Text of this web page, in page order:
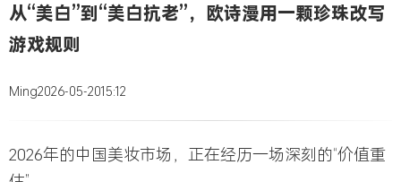
从“美白”到“美白抗老”，欧诗漫用一颗珍珠改写
游戏规则
Ming2026-05-2015:12
2026年的中国美妆市场，正在经历一场深刻的“价值重